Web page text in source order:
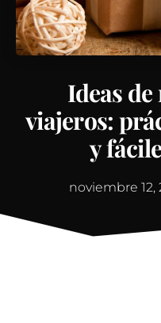
Ideas
viajeros:
y
noviembre 12,